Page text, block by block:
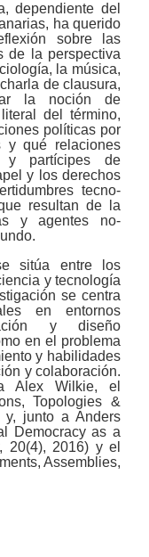
dependiente del
ha querido
sobre las
de la perspectiva
la música,
de clausura,
la noción de
del término,
políticas por
y qué relaciones
y partícipes de
y los derechos
tecno-
resultan de la
y agentes no-
sitúa entre los
y tecnología
se centra
en entornos
y diseño
en el problema
y habilidades
y colaboración.
Alex Wilkie, el
Topologies &
y, junto a Anders
Democracy as a
20(4), 2016) y el
Assemblies,